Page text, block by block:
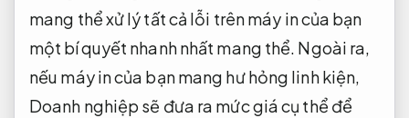
mang thể xử lý tất cả lỗi trên máy in của bạn
một bí quyết nhanh nhất mang thể. Ngoài ra,
nếu máy in của bạn mang hư hỏng linh kiện,
Doanh nghiệp sẽ đưa ra mức giá cụ thể để